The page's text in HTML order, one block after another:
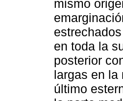
mismo
en toda la
posterior
largas en la
último